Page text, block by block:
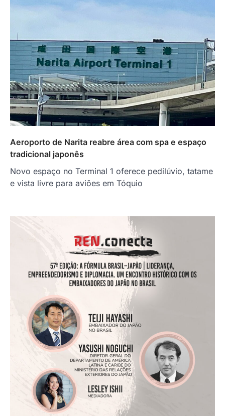
Aeroporto de Narita reabre área com spa e espaço
tradicional japonês
Novo espaço no Terminal 1 oferece pedilúvio, tatame
e vista livre para aviões em Tóquio